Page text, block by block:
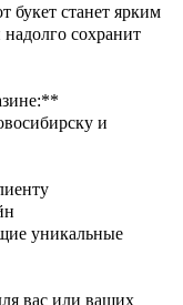
букет станет ярким
сохранит
и
уникальные
вас или ваших